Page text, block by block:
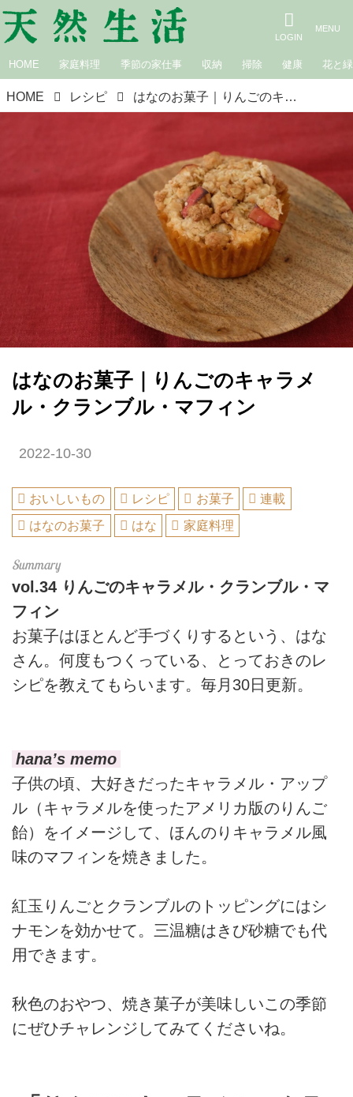
HOME 家庭料理 季節の家仕事 収納 掃除 健康 花と緑
HOME レシピ はなのお菓子｜りんごのキャラメル・クランブル・マフィン
はなのお菓子｜りんごのキャラメ
ル・クランブル・マフィン
2022-10-30
おいしいもの レシピ お菓子
連載
はなのお菓子
はな 家庭料理
vol.34 りんごのキャラメル・クランブル・マ
フィン
お菓子はほとんど手づくりするという、はな
さん。何度もつくっている、とっておきのレ
シピを教えてもらいます。毎月30日更新。
hana’s memo
子供の頃、大好きだったキャラメル・アップ
ル（キャラメルを使ったアメリカ版のりんご
飴）をイメージして、ほんのりキャラメル風
味のマフィンを焼きました。
紅玉りんごとクランブルのトッピングにはシ
ナモンを効かせて。三温糖はきび砂糖でも代
用できます。
秋色のおやつ、焼き菓子が美味しいこの季節
にぜひチャレンジしてみてくださいね。